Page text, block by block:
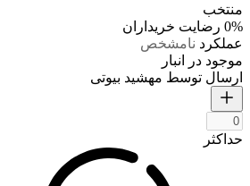
منتخب
0% رضایت خریداران
عملکرد نامشخص
موجود در انبار
ارسال توسط مهشید بیوتی
حداکثر